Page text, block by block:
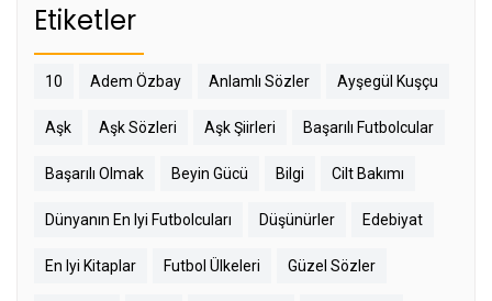
Etiketler
10 Adem Özbay Anlamlı Sözler Ayşegül Kuşçu
Aşk Aşk Sözleri Aşk Şiirleri Başarılı Futbolcular
Başarılı Olmak Beyin Gücü Bilgi Cilt Bakımı
Dünyanın En Iyi Futbolcuları Düşünürler Edebiyat
En Iyi Kitaplar Futbol Ülkeleri Güzel Sözler